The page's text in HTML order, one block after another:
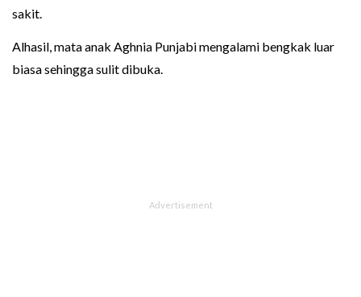
sakit.
Alhasil, mata anak Aghnia Punjabi mengalami bengkak luar
biasa sehingga sulit dibuka.